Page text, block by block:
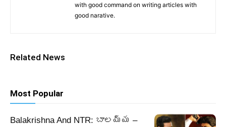
with good command on writing articles with
good narative.
Related News
Most Popular
Balakrishna And NTR: బాలయ్య –